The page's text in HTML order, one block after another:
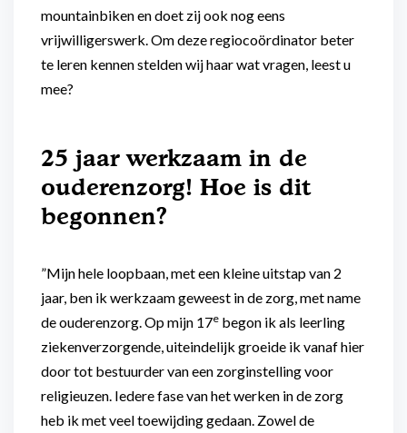
mountainbiken en doet zij ook nog eens
vrijwilligerswerk. Om deze regiocoördinator beter
te leren kennen stelden wij haar wat vragen, leest u
mee?
25 jaar werkzaam in de
ouderenzorg! Hoe is dit
begonnen?
”Mijn hele loopbaan, met een kleine uitstap van 2
jaar, ben ik werkzaam geweest in de zorg, met name
de ouderenzorg. Op mijn 17e begon ik als leerling
ziekenverzorgende, uiteindelijk groeide ik vanaf hier
door tot bestuurder van een zorginstelling voor
religieuzen. Iedere fase van het werken in de zorg
heb ik met veel toewijding gedaan. Zowel de